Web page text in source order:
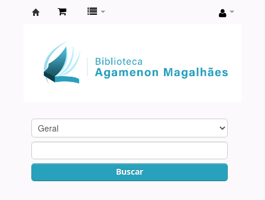
Agamenon
Magalhães
Buscar